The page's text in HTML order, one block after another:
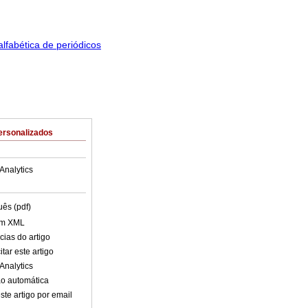
(pdf)
XML
do artigo
este artigo
automática
artigo por email